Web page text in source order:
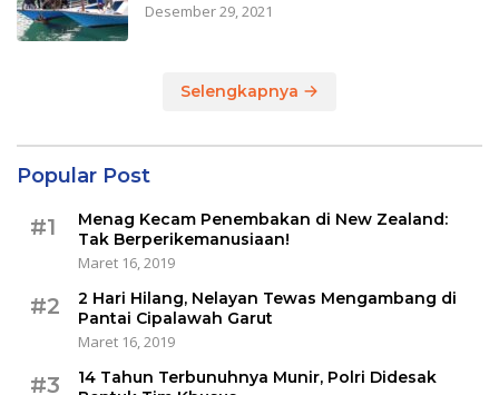
Desember 29, 2021
Selengkapnya
Popular Post
#1
Menag Kecam Penembakan di New Zealand:
Tak Berperikemanusiaan!
Maret 16, 2019
#2
2 Hari Hilang, Nelayan Tewas Mengambang di
Pantai Cipalawah Garut
Maret 16, 2019
#3
14 Tahun Terbunuhnya Munir, Polri Didesak